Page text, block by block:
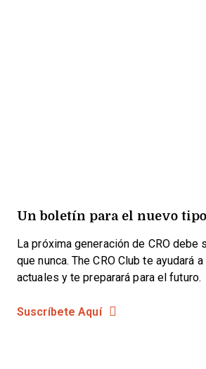
Un boletín para el nuevo tipo
La próxima generación de CRO debe
que nunca. The CRO Club te ayudará
actuales y te preparará para el futuro.
Suscríbete Aquí